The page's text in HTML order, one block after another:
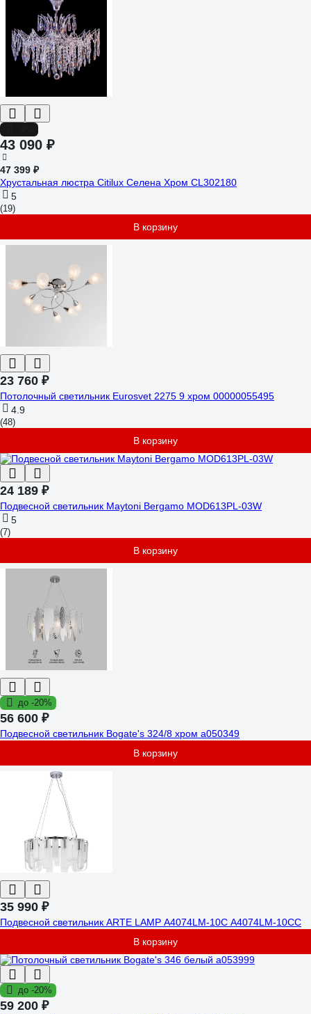
43 090 ₽
47 399 ₽
Хрустальная люстра Citilux Селена Хром CL302180
5
(19)
В корзину
23 760 ₽
Потолочный светильник Eurosvet 2275 9 хром 00000055495
4.9
(48)
В корзину
24 189 ₽
Подвесной светильник Maytoni Bergamo MOD613PL-03W
5
(7)
В корзину
до -20%
56 600 ₽
Подвесной светильник Bogate's 324/8 хром a050349
В корзину
35 990 ₽
Подвесной светильник ARTE LAMP A4074LM-10C A4074LM-10CC
В корзину
до -20%
59 200 ₽